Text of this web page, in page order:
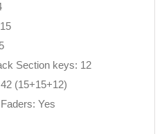
Section keys: 12
(15+15+12)
Yes